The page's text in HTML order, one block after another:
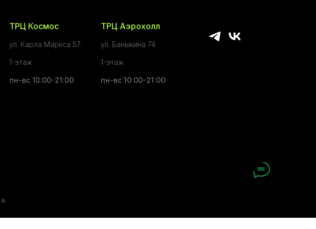
ТРЦ Космос
ул. Карла Маркса 57
1-этаж
пн-вс 10:00-21:00
ТРЦ Аэрохолл
ул. Баныкина 74
1-этаж
пн-вс 10:00-21:00